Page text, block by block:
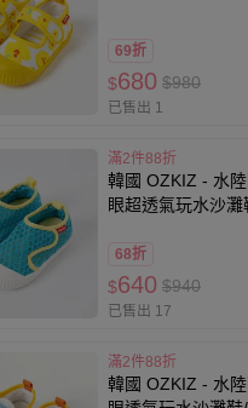
69折
$680 $980
已售出 1
滿2件88折
韓國 OZKIZ - 水
眼超透氣玩水沙灘
68折
$640 $940
已售出 17
滿2件88折
韓國 OZKIZ - 水